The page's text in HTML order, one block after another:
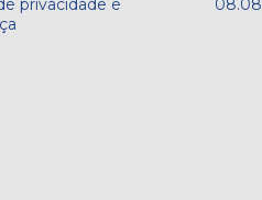
privacidade e
08.08